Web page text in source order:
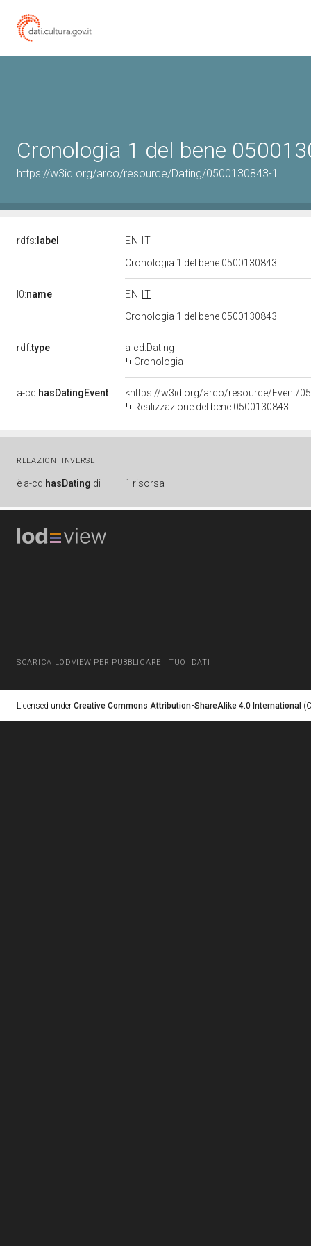
Cronologia 1 del bene
https://w3id.org/arco/resource/Dating/0500130843-1
rdfs: label EN
IT
Cronologia 1 del bene 0500130843
l0:name EN
IT
Cronologia 1 del bene 0500130843
rdf:type
a-cd:Dating
Cronologia
a-cd:hasDatingEvent
<https://w3id.org/arco/resource/Event/
Realizzazione del bene 0500130843
RELAZIONI INVERSE
è a-cd:hasDating di 1 risorsa
SCARICA LODVIEW PER PUBBLICARE I TUOI DATI
Licensed under Creative Commons Attribution-ShareAlike 4.0 International